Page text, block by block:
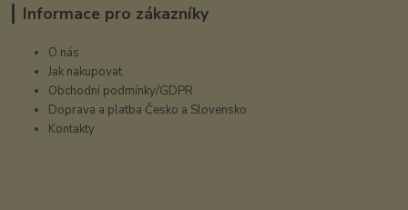
Informace pro zákazníky
O nás
Jak nakupovat
Obchodní podmínky/GDPR
Doprava a platba Česko a Slovensko
Kontakty